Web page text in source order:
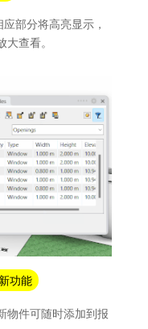
部分将高亮显示，
查看。
功能
物件可随时添加到报